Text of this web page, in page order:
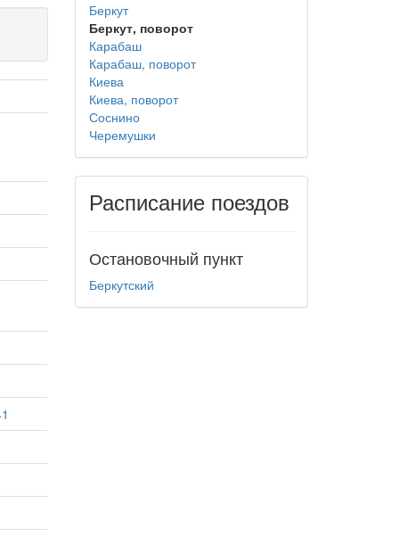
Беркут
Беркут, поворот
Карабаш
Карабаш, поворот
Киева
Киева, поворот
Соснино
Черемушки
Расписание поездов
Остановочный пункт
Беркутский